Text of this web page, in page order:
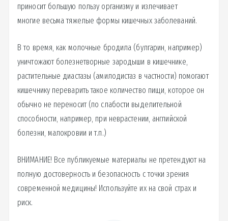
приносит большую пользу организму и излечивает
многие весьма тяжелые формы кишечных заболеваний.
В то время, как молочные бродила (булгарин, например)
уничтожают болезнетворные зародыши в кишечнике,
растительные диастазы (амилодистаз в частности) помогают
кишечнику переварить такое количество пищи, которое он
обычно не переносит (по слабости выделительной
способности, например, при неврастении, английской
болезни, малокровии и т.п.)
ВНИМАНИЕ! Все публикуемые материалы не претендуют на
полную достоверность и безопасность с точки зрения
современной медицины! Используйте их на свой страх и
риск.